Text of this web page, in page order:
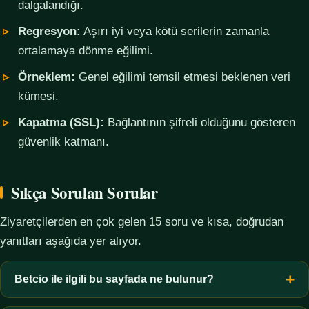
dalgalandığı.
Regresyon: Aşırı iyi veya kötü serilerin zamanla
ortalamaya dönme eğilimi.
Örneklem: Genel eğilimi temsil etmesi beklenen veri
kümesi.
Kapatma (SSL): Bağlantının şifreli olduğunu gösteren
güvenlik katmanı.
Sıkça Sorulan Sorular
Ziyaretçilerden en çok gelen 15 soru ve kısa, doğrudan
yanıtları aşağıda yer alıyor.
Betcio ile ilgili bu sayfada ne bulunur?
Bu sayfada yalnızca kavramsal bilgi, terim açıklamaları, veri